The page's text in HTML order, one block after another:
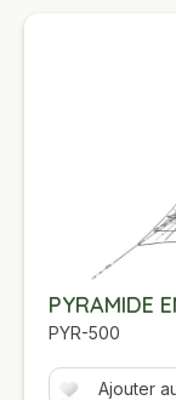
PYRAMIDE
PYR-500
Ajouter